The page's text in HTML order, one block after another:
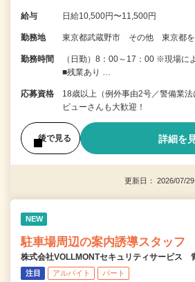
給与 日給10,500円〜11,500円
勤務地 東京都武蔵野市 その他 東京都を
勤務時間
（日勤）8：00～17：00 ※現場に
■残業あり …
応募資格
18歳以上（例外事由2号／警備業
ビューさんも大歓迎！
後で見る 詳細を
更新日： 2026/07/
NEW
駐車場周辺の案内誘導スタッフ
株式会社VOLLMONTセキュリティサービス
注目 アルバイト パート